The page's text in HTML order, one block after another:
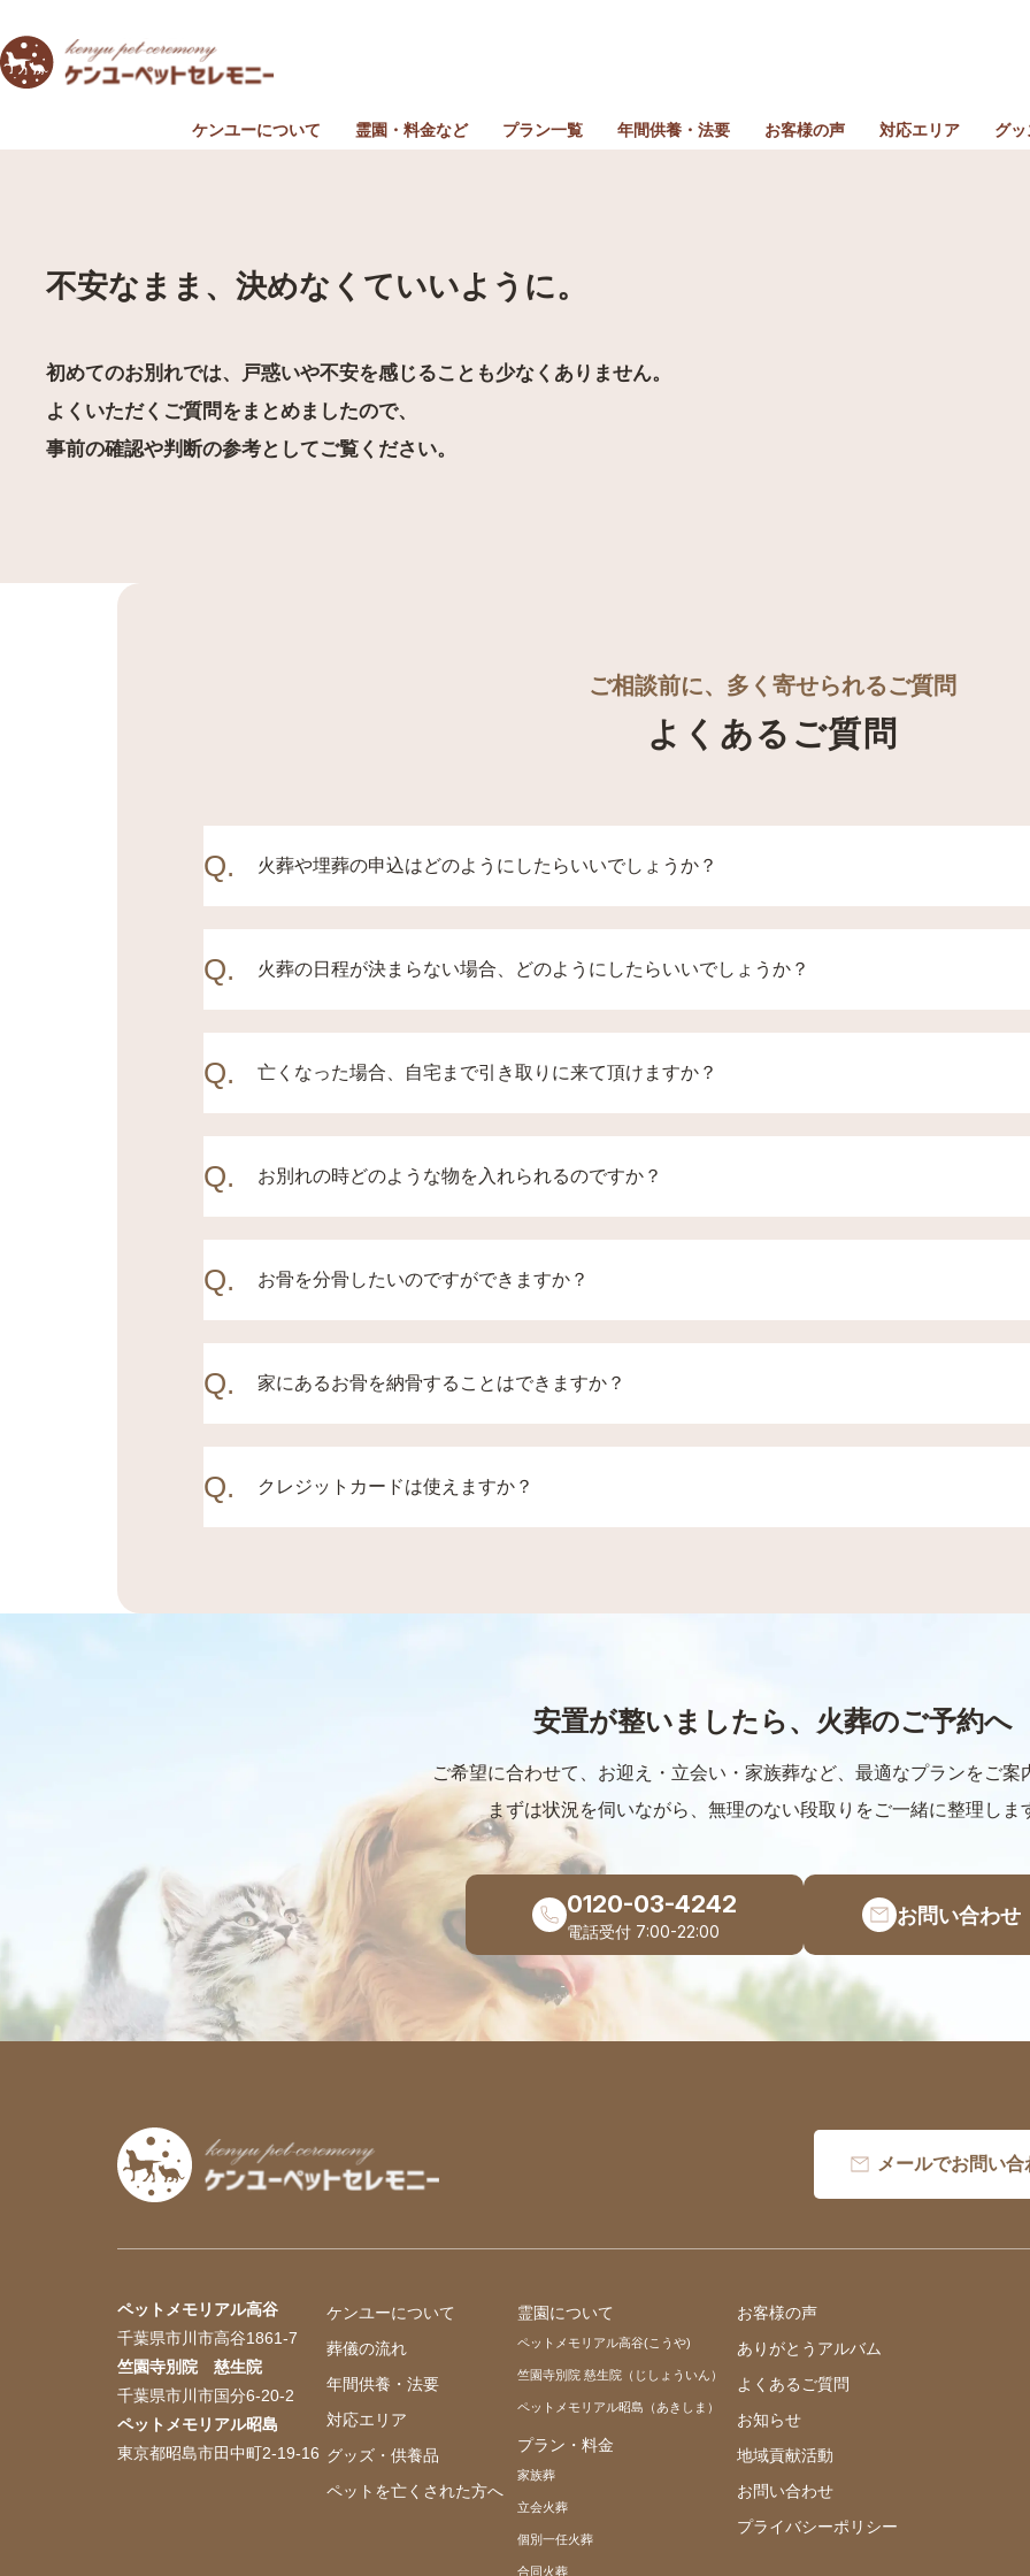
ケンユーについて 霊園・料金など プラン一覧
合同火葬プラン
年間供養・法要 お客様の声 対応エリア グ
よくある質問
不安なまま、決めなくていいように。
初めてのお別れでは、戸惑いや不安を感じることも少なくありません。
よくいただくご質問をまとめましたので、
事前の確認や判断の参考としてご覧ください。
ご相談前に、多く寄せられるご質問
よくあるご質問
Q. 火葬や埋葬の申込はどのようにしたらいいでしょうか？
どをお聞かせ頂き、ご希望の日時などをご相談させて頂きます。
Q. 火葬の日程が決まらない場合、どのようにしたらいいでしょうか？
ど数日間ご安置する場合は、ドライアイス（有料）のご用意も承っております。"
Q. 亡くなった場合、自宅まで引き取りに来て頂けますか？
法で、お迎えをご希望の場合はご家族のご同乗（最大３名様）も可能です。"
Q. お別れの時どのような物を入れられるのですか？
い。※ビニール製品・化繊用品・大型用品・金属など火葬できな物もありまので詳しくは
Q. お骨を分骨したいのですができますか？
い。※合同火葬の場合は不可
Q. 家にあるお骨を納骨することはできますか？
のでお気軽にお問い合わせください。
Q. クレジットカードは使えますか？
安置が整いましたら、火葬のご予約へ
ご希望に合わせて、お迎え・立会い・家族葬など、最適なプランをご案
まずは状況を伺いながら、無理のない段取りをご一緒に整理しま
0120-03-4242
電話受付 7:00-22:00
お問い合わせ
メールでお問い合
ペットメモリアル高谷
千葉県市川市高谷1861-7
竺園寺別院 慈生院
千葉県市川市国分6-20-2
ペットメモリアル昭島
東京都昭島市田中町2-19-16
ケンユーについて
葬儀の流れ
年間供養・法要
対応エリア
グッズ・供養品
ペットを亡くされた方へ
霊園について
ペットメモリアル高谷(こうや)
竺園寺別院 慈生院（じしょういん）
ペットメモリアル昭島（あきしま）
プラン・料金
家族葬
立会火葬
個別一任火葬
合同火葬
お客様の声
ありがとうアルバム
よくあるご質問
お知らせ
地域貢献活動
お問い合わせ
プライバシーポリシー